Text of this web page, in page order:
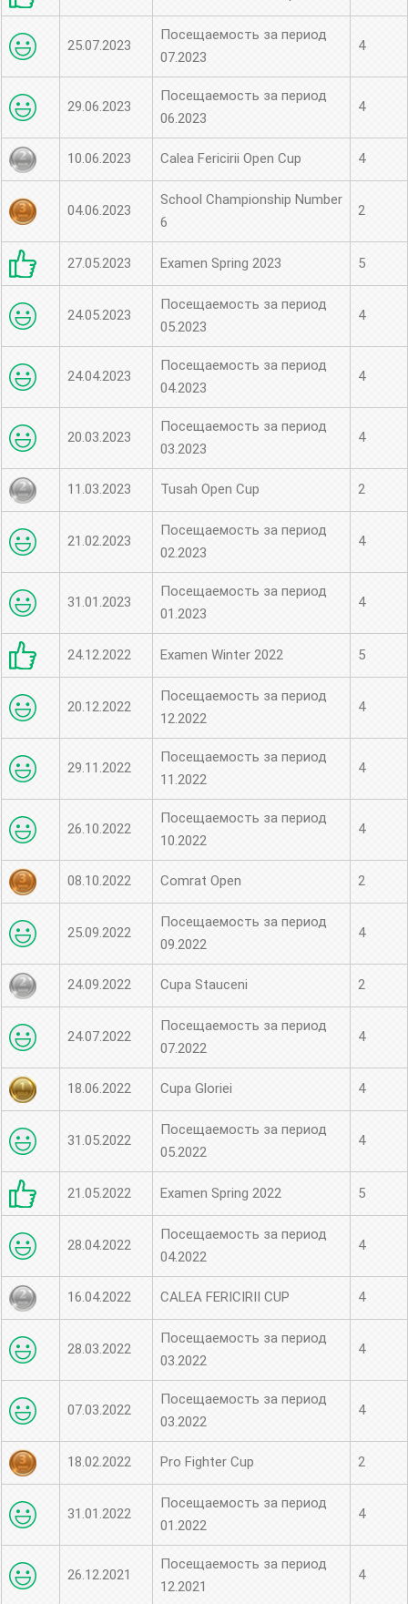
25.07.2023
Посещаемость за период
07.2023
4
29.06.2023
Посещаемость за период
06.2023
4
10.06.2023 Calea Fericirii Open Cup 4
04.06.2023
School Championship Number
6
2
27.05.2023 Examen Spring 2023 5
24.05.2023
Посещаемость за период
05.2023
4
24.04.2023
Посещаемость за период
04.2023
4
20.03.2023
Посещаемость за период
03.2023
4
11.03.2023 Tusah Open Cup 2
21.02.2023
Посещаемость за период
02.2023
4
31.01.2023
Посещаемость за период
01.2023
4
24.12.2022 Examen Winter 2022 5
20.12.2022
Посещаемость за период
12.2022
4
29.11.2022
Посещаемость за период
11.2022
4
26.10.2022
Посещаемость за период
10.2022
4
08.10.2022 Comrat Open 2
25.09.2022
Посещаемость за период
09.2022
4
24.09.2022 Cupa Stauceni 2
24.07.2022
Посещаемость за период
07.2022
4
18.06.2022 Cupa Gloriei 4
31.05.2022
Посещаемость за период
05.2022
4
21.05.2022 Examen Spring 2022 5
28.04.2022
Посещаемость за период
04.2022
4
16.04.2022 CALEA FERICIRII CUP 4
28.03.2022
Посещаемость за период
03.2022
4
07.03.2022
Посещаемость за период
03.2022
4
18.02.2022 Pro Fighter Cup 2
31.01.2022
Посещаемость за период
01.2022
4
26.12.2021
Посещаемость за период
12.2021
4